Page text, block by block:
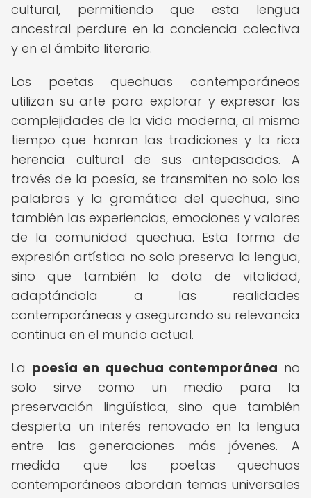
cultural, permitiendo que esta lengua
ancestral perdure en la conciencia colectiva
y en el ámbito literario.
Los poetas quechuas contemporáneos
utilizan su arte para explorar y expresar las
complejidades de la vida moderna, al mismo
tiempo que honran las tradiciones y la rica
herencia cultural de sus antepasados. A
través de la poesía, se transmiten no solo las
palabras y la gramática del quechua, sino
también las experiencias, emociones y valores
de la comunidad quechua. Esta forma de
expresión artística no solo preserva la lengua,
sino que también la dota de vitalidad,
adaptándola a las realidades
contemporáneas y asegurando su relevancia
continua en el mundo actual.
La poesía en quechua contemporánea no
solo sirve como un medio para la
preservación lingüística, sino que también
despierta un interés renovado en la lengua
entre las generaciones más jóvenes. A
medida que los poetas quechuas
contemporáneos abordan temas universales